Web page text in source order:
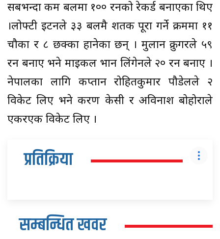
सबभन्दा कम बलमा १०० रनको रेकर्ड बनाएका थिए
।लोफ्टी इटनले ३३ बलमै शतक पूरा गर्ने क्रममा ११
चौका र ८ छक्का हानेका छन् । मुलान क्रुगरले ५९
रन बनाए भने माइकल भान लिंगेनले २० रन बनाए ।
नेपालका लागि कप्तान रोहितकुमार पौडेलले २
विकेट लिए भने करण केसी र अविनाश बोहोराले
एकरएक विकेट लिए ।
प्रतिक्रिया
सम्बन्धित खवर